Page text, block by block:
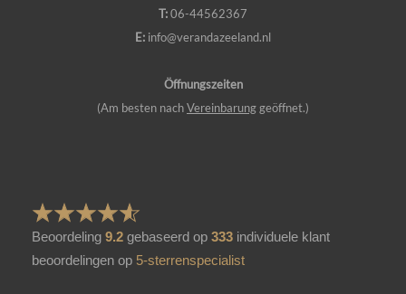
T:06-44562367
E: info@verandazeeland.nl
Öffnungszeiten
(Am besten nachVereinbarung geöffnet.)
Beoordeling 9.2 gebaseerd op 333 individuele klant
beoordelingen op 5-sterrenspecialist